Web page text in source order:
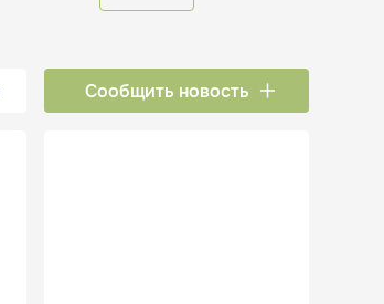
Сообщить новость